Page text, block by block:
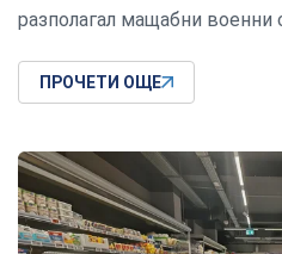
разполагал мащабни военни
ПРОЧЕТИ ОЩЕ